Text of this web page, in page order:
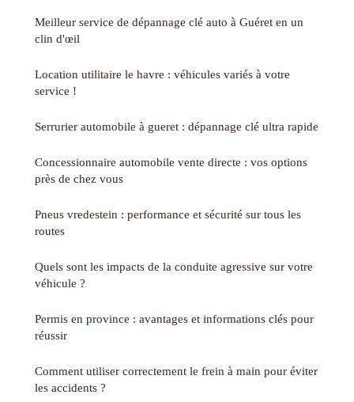
Meilleur service de dépannage clé auto à Guéret en un
clin d'œil
Location utilitaire le havre : véhicules variés à votre
service !
Serrurier automobile à gueret : dépannage clé ultra rapide
Concessionnaire automobile vente directe : vos options
près de chez vous
Pneus vredestein : performance et sécurité sur tous les
routes
Quels sont les impacts de la conduite agressive sur votre
véhicule ?
Permis en province : avantages et informations clés pour
réussir
Comment utiliser correctement le frein à main pour éviter
les accidents ?